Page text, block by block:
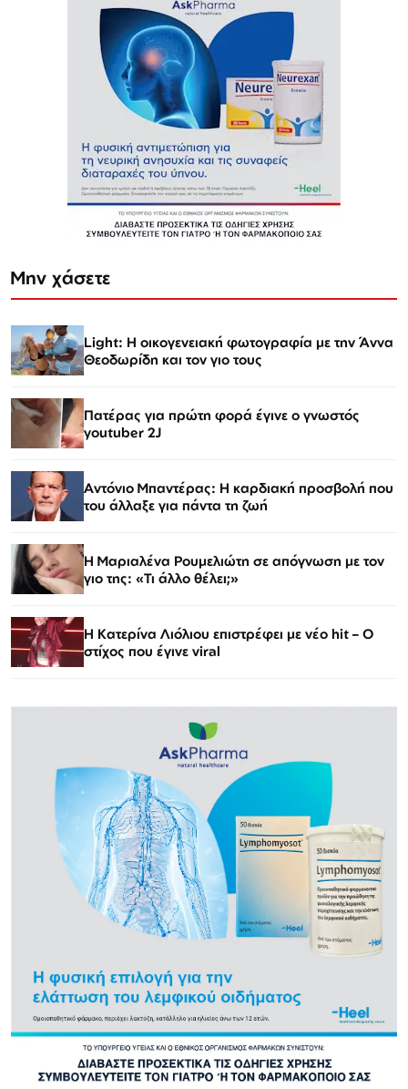
Μην χάσετε
Light: Η οικογενειακή φωτογραφία με την Άννα
Θεοδωρίδη και τον γιο τους
Πατέρας για πρώτη φορά έγινε ο γνωστός
youtuber 2J
Αντόνιο Μπαντέρας: Η καρδιακή προσβολή που
του άλλαξε για πάντα τη ζωή
H Μαριαλένα Ρουμελιώτη σε απόγνωση με τον
γιο της: «Τι άλλο θέλει;»
Η Κατερίνα Λιόλιου επιστρέφει με νέο hit – Ο
στίχος που έγινε viral